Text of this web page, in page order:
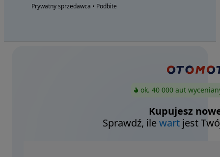
Prywatny sprzedawca • Podbite
ok. 40 000 aut
Kupujesz
Sprawdź, ilewart jest